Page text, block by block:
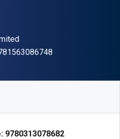
9780313078682